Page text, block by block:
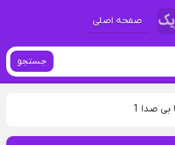
صفحه اصلی
جستجو
بی صدا 1